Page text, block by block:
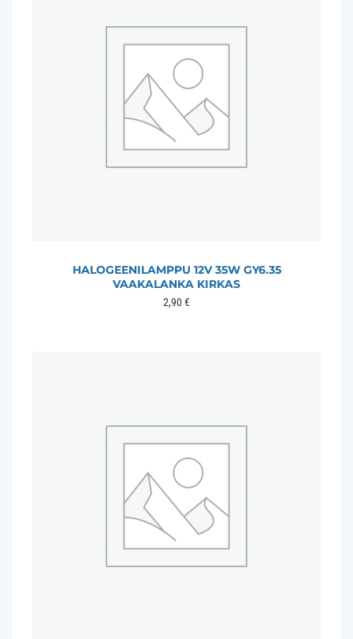
HALOGEENILAMPPU 12V 35W GY6.35
VAAKALANKA KIRKAS
2,90€